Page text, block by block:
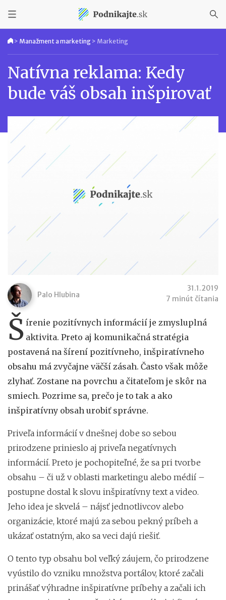
> Manažment a marketing > Marketing
Natívna reklama: Kedy
bude váš obsah inšpirovať
Palo Hlubina
31.1.2019
7 minút čítania
Š írenie pozitívnych informácií je zmysluplná
aktivita. Preto aj komunikačná stratégia
postavená na šírení pozitívneho, inšpiratívneho
obsahu má zvyčajne väčší zásah. Často však môže
zlyhať. Zostane na povrchu a čitateľom je skôr na
smiech. Pozrime sa, prečo je to tak a ako
inšpiratívny obsah urobiť správne.
Priveľa informácií v dnešnej dobe so sebou
prirodzene prinieslo aj priveľa negatívnych
informácií. Preto je pochopiteľné, že sa pri tvorbe
obsahu – či už v oblasti marketingu alebo médií –
postupne dostal k slovu inšpiratívny text a video.
Jeho idea je skvelá – nájsť jednotlivcov alebo
organizácie, ktoré majú za sebou pekný príbeh a
ukázať ostatným, ako sa veci dajú riešiť.
O tento typ obsahu bol veľký záujem, čo prirodzene
vyústilo do vzniku množstva portálov, ktoré začali
prinášať výhradne inšpiratívne príbehy a začali ich